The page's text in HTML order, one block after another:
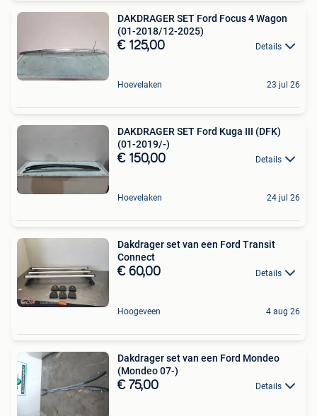
DAKDRAGER SET Ford Focus 4 Wagon
(01-2018/12-2025)
€ 125,00 Details
Hoevelaken 23 jul 26
DAKDRAGER SET Ford Kuga III (DFK)
(01-2019/-)
€ 150,00 Details
Hoevelaken 24 jul 26
Dakdrager set van een Ford Transit
Connect
€ 60,00 Details
Hoogeveen 4 aug 26
Dakdrager set van een Ford Mondeo
(Mondeo 07-)
€ 75,00 Details